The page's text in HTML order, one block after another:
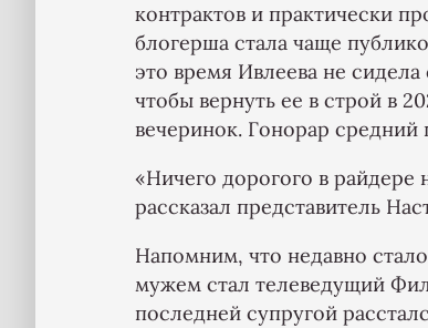
контрактов и практически
блогерша стала чаще
это время Ивлеева не
чтобы вернуть ее в строй в
вечеринок. Гонорар
«Ничего дорогого в райдере
рассказал представитель
Напомним, что недавно
мужем стал телеведущий
последней супругой